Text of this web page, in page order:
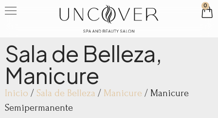
0
Sala de Belleza,
Manicure
Inicio / Sala de Belleza / Manicure / Manicure
Semipermanente